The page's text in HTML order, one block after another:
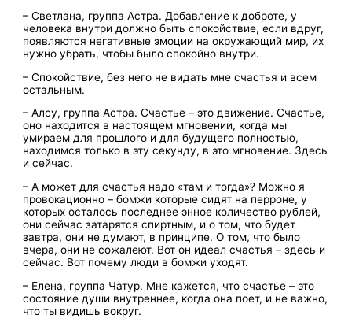
– Светлана, группа Астра. Добавление к доброте, у
человека внутри должно быть спокойствие, если вдруг,
появляются негативные эмоции на окружающий мир, их
нужно убрать, чтобы было спокойно внутри.
– Спокойствие, без него не видать мне счастья и всем
остальным.
– Алсу, группа Астра. Счастье – это движение. Счастье,
оно находится в настоящем мгновении, когда мы
умираем для прошлого и для будущего полностью,
находимся только в эту секунду, в это мгновение. Здесь
и сейчас.
– А может для счастья надо «там и тогда»? Можно я
провокационно – бомжи которые сидят на перроне, у
которых осталось последнее энное количество рублей,
они сейчас затарятся спиртным, и о том, что будет
завтра, они не думают, в принципе. О том, что было
вчера, они не сожалеют. Вот он идеал счастья – здесь и
сейчас. Вот почему люди в бомжи уходят.
– Елена, группа Чатур. Мне кажется, что счастье – это
состояние души внутреннее, когда она поет, и не важно,
что ты видишь вокруг.